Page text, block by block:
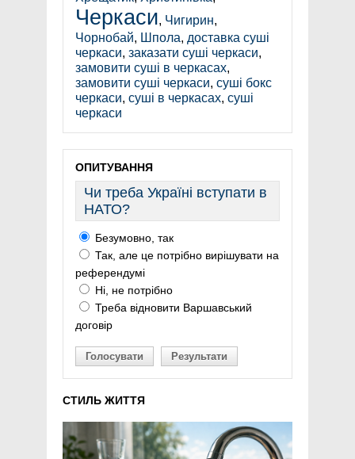
Черкаси, Чигирин,
Чорнобай, Шпола, доставка суші
черкаси, заказати суші черкаси,
замовити суші в черкасах,
замовити суші черкаси, суші бокс
черкаси, суші в черкасах, суші
черкаси
ОПИТУВАННЯ
Чи треба Україні вступати в
НАТО?
Безумовно, так
Так, але це потрібно вирішувати на
референдумі
Ні, не потрібно
Треба відновити Варшавський
договір
Голосувати Результати
СТИЛЬ ЖИТТЯ